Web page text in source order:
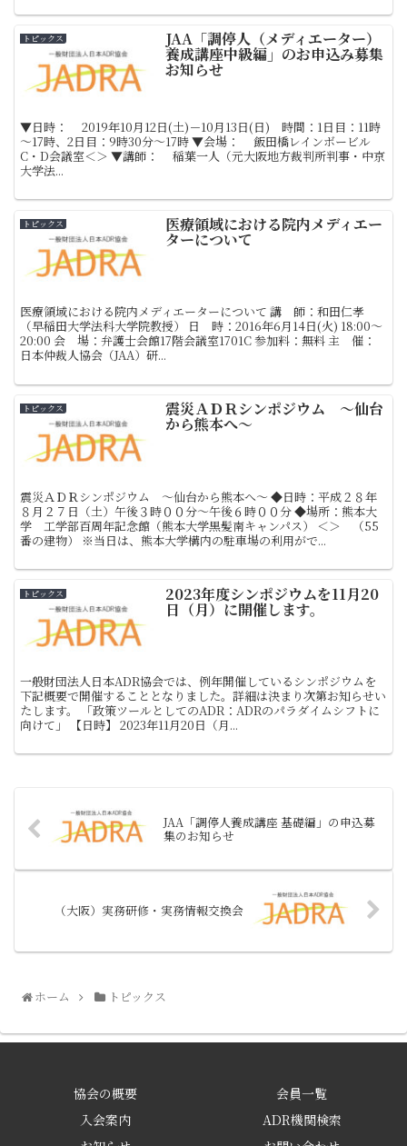
トピックス JAA「調停人（メディエーター）
養成講座中級編」のお申込み募集
お知らせ
▼日時： 2019年10月12日(土)－10月13日(日) 時間：1日目：11時
～17時、2日目：9時30分～17時 ▼会場： 飯田橋レインボービル
C・D会議室＜＞ ▼講師： 稲葉一人（元大阪地方裁判所判事・中京
大学法...
トピックス 医療領域における院内メディエー
ターについて
医療領域における院内メディエーターについて 講 師：和田仁孝
（早稲田大学法科大学院教授） 日 時：2016年6月14日(火) 18:00～
20:00 会 場：弁護士会館17階会議室1701C 参加料：無料 主 催：
日本仲裁人協会（JAA）研...
トピックス 震災ＡＤＲシンポジウム ～仙台
から熊本へ～
震災ＡＤＲシンポジウム ～仙台から熊本へ～ ◆日時：平成２８年
８月２７日（土）午後３時００分～午後６時００分 ◆場所：熊本大
学 工学部百周年記念館（熊本大学黒髪南キャンパス） ＜＞ （55
番の建物） ※当日は、熊本大学構内の駐車場の利用がで...
トピックス 2023年度シンポジウムを11月20
日（月）に開催します。
一般財団法人日本ADR協会では、例年開催しているシンポジウムを
下記概要で開催することとなりました。詳細は決まり次第お知らせい
たします。 「政策ツールとしてのADR：ADRのパラダイムシフトに
向けて」 【日時】 2023年11月20日（月...
JAA「調停人養成講座 基礎編」の申込募
集のお知らせ
（大阪）実務研修・実務情報交換会
ホーム トピックス
協会の概要
会員一覧
入会案内
ADR機関検索